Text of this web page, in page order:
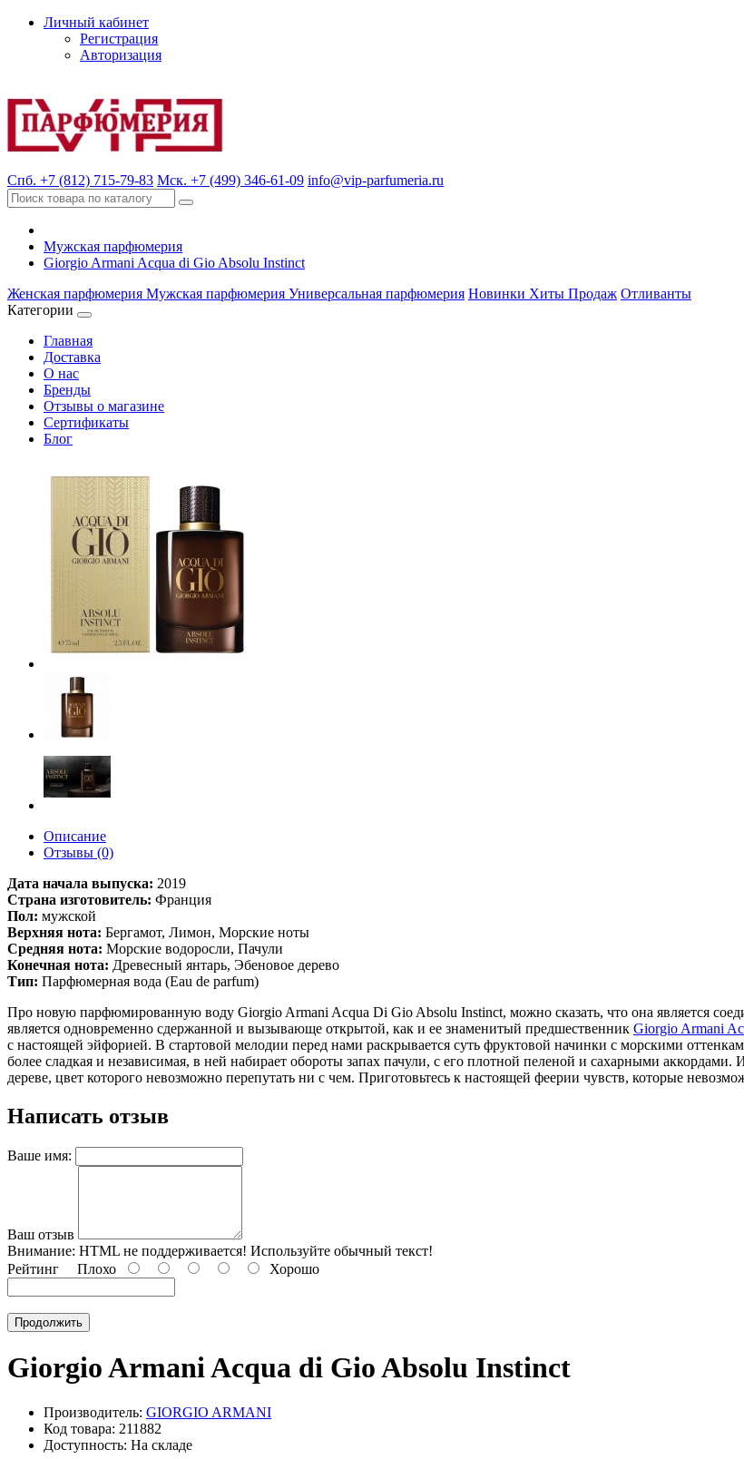
Личный кабинет
Регистрация
Авторизация
Спб. +7 (812) 715-79-83 Мск. +7 (499) 346-61-09 info@vip-parfumeria.ru
Мужская парфюмерия
Giorgio Armani Acqua di Gio Absolu Instinct
Женская парфюмерия Мужская парфюмерия Универсальная парфюмерия Новинки Хиты Продаж Отливанты
Категории
Главная
Доставка
О нас
Бренды
Отзывы о магазине
Сертификаты
Блог
Описание
Отзывы (0)
Дата начала выпуска: 2019
Страна изготовитель: Франция
Пол: мужской
Верхняя нота: Бергамот, Лимон, Морские ноты
Средняя нота: Морские водоросли, Пачули
Конечная нота: Древесный янтарь, Эбеновое дерево
Тип: Парфюмерная вода (Eau de parfum)
Про новую парфюмированную воду Giorgio Armani Acqua Di Gio Absolu Instinct, можно сказать, что она является
является одновременно сдержанной и вызывающе открытой, как и ее знаменитый предшественник Giorgio Armani
с настоящей эйфорией. В стартовой мелодии перед нами раскрывается суть фруктовой начинки с морскими
более сладкая и независимая, в ней набирает обороты запах пачули, с его плотной пеленой и сахарными
дереве, цвет которого невозможно перепутать ни с чем. Приготовьтесь к настоящей феерии чувств, которые
Написать отзыв
Ваше имя:
Ваш отзыв
Внимание: HTML не поддерживается! Используйте обычный текст!
Рейтинг Плохо Хорошо
Продолжить
Giorgio Armani Acqua di Gio Absolu Instinct
Производитель: GIORGIO ARMANI
Код товара: 211882
Доступность: На складе